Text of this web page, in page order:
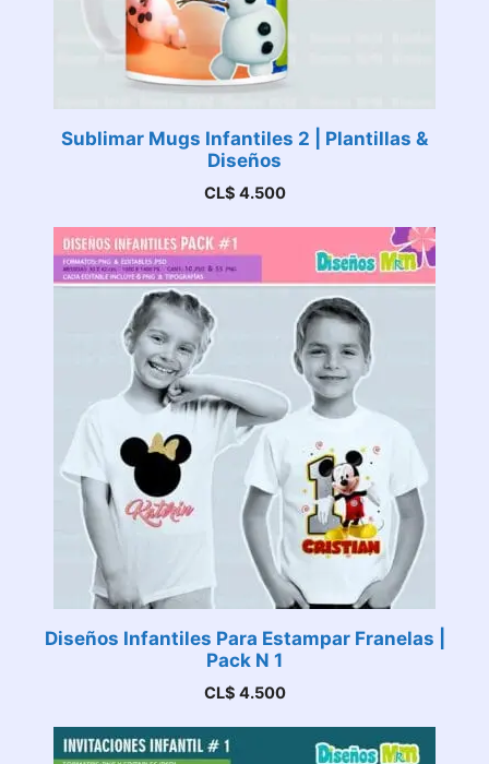
Sublimar Mugs Infantiles 2 | Plantillas &
Diseños
CL$ 4.500
Diseños Infantiles Para Estampar Franelas |
Pack N 1
CL$ 4.500